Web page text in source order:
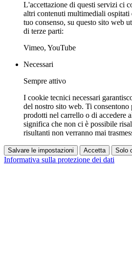
L'accettazione di questi servizi ci
altri contenuti multimediali
tuo consenso, su questo sito web
di terze parti:
Vimeo, YouTube
Necessari
Sempre attivo
I cookie tecnici necessari
del nostro sito web. Ti consentono
prodotti nel carrello o di accedere
significa che non ci è possibile
risultanti non verranno mai
Salvare le impostazioni Accetta Solo
Informativa sulla protezione dei dati